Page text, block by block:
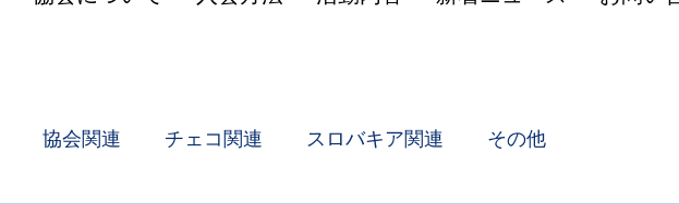
協会関連 チェコ関連 スロバキア関連 その他